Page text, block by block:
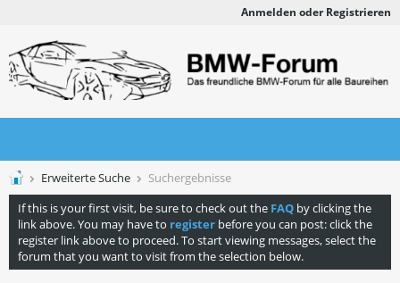
Anmelden oder Registrieren
Erweiterte Suche
Suchergebnisse
If this is your first visit, be sure to check out the FAQ by clicking the
link above. You may have to register before you can post: click the
register link above to proceed. To start viewing messages, select the
forum that you want to visit from the selection below.